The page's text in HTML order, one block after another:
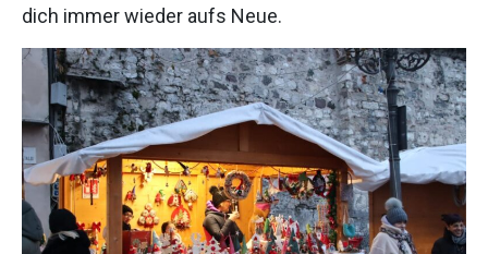
dich immer wieder aufs Neue.